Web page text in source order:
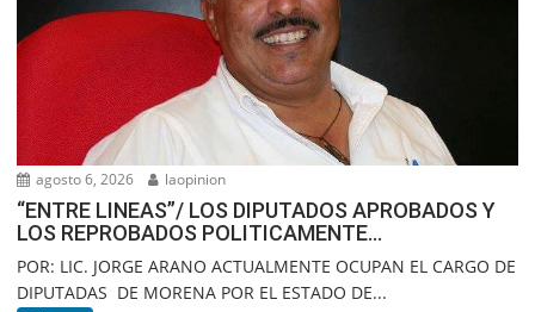
agosto 6, 2026 laopinion
“ENTRE LINEAS”/ LOS DIPUTADOS APROBADOS Y
LOS REPROBADOS POLITICAMENTE…
POR: LIC. JORGE ARANO ACTUALMENTE OCUPAN EL CARGO DE
DIPUTADAS DE MORENA POR EL ESTADO DE...